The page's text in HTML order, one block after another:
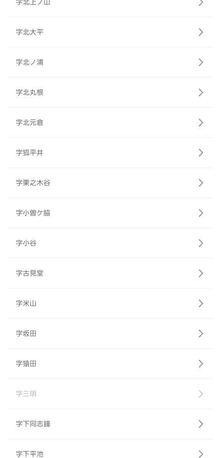
字北大平
字北ノ浦
字北丸根
字北元倉
字狐平井
字栗之木谷
字小曽ケ脇
字小谷
字古見堂
字米山
字坂田
字猿田
字三明
字下同志鐘
字下平池